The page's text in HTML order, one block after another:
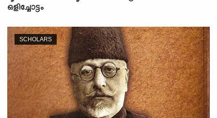
ഒളിച്ചോട്ടം
SCHOLARS